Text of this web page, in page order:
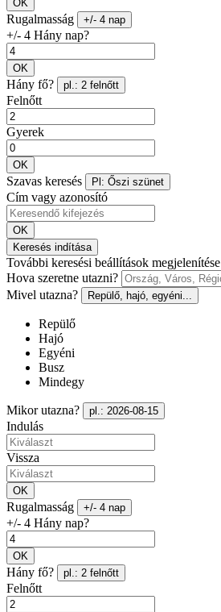
OK
Rugalmasság +/- 4 nap
+/- 4 Hány nap?
OK
Hány fő? pl.: 2 felnőtt
Felnőtt
Gyerek
OK
Szavas keresés Pl: Őszi szünet
Cím vagy azonosító
OK
Keresés indítása
További keresési beállítások megjelenítése
Hova szeretne utazni?
Mivel utazna?
Repülő, hajó, egyéni...
Repülő
Hajó
Egyéni
Busz
Mindegy
Mikor utazna? pl.: 2026-08-15
Indulás
Vissza
OK
Rugalmasság +/- 4 nap
+/- 4 Hány nap?
OK
Hány fő? pl.: 2 felnőtt
Felnőtt